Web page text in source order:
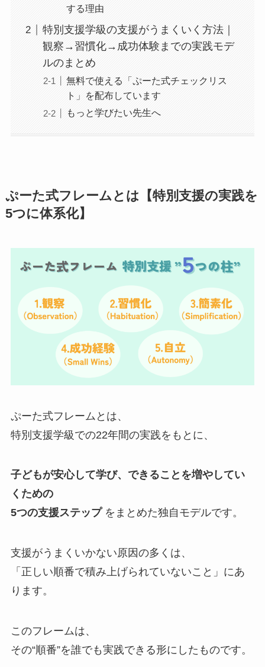
する理由
特別支援学級の支援がうまくいく方法｜
観察→習慣化→成功体験までの実践モデ
ルのまとめ
無料で使える「ぷーた式チェックリス
ト」を配布しています
もっと学びたい先生へ
ぷーた式フレームとは【特別支援の実践を
5つに体系化】
ぷーた式フレームとは、
特別支援学級での22年間の実践をもとに、
子どもが安心して学び、できることを増やしてい
くための
5つの支援ステップをまとめた独自モデルです。
支援がうまくいかない原因の多くは、
「正しい順番で積み上げられていないこと」にあ
ります。
このフレームは、
その“順番”を誰でも実践できる形にしたものです。